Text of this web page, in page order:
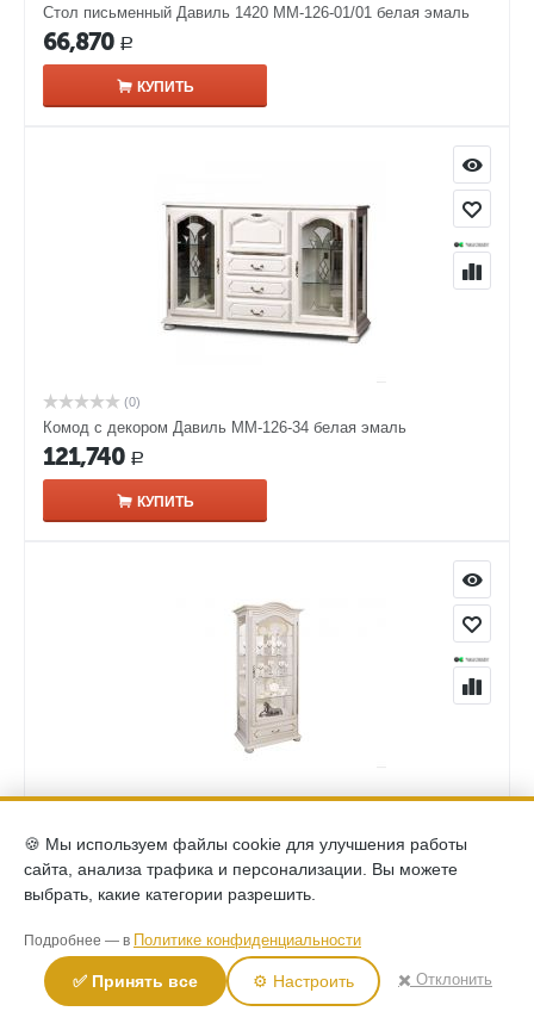
Стол письменный Давиль 1420 ММ-126-01/01 белая эмаль
66,870 Р
КУПИТЬ
(0)
Комод с декором Давиль ММ-126-34 белая эмаль
121,740 Р
КУПИТЬ
Шкаф с витриной и декором Давиль левый ММ-126-54Л
белая эмаль с золотой патиной
111,690 Р
КУПИТЬ
🍪 Мы используем файлы cookie для улучшения работы
сайта, анализа трафика и персонализации. Вы можете
выбрать, какие категории разрешить.
Подробнее — в Политике конфиденциальности
✅ Принять все ⚙️ Настроить ✖️ Отклонить